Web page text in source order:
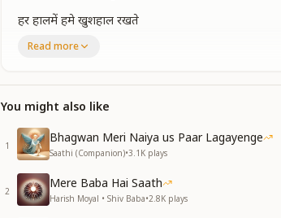
हर हालमें हमे खुशहाल रखते
पल भर भी न वो दूर वो रहते
जैसे चांद के पास वो तारा
जैसे चांद के पास वो तारा
जब से मिला है साथ प्रभु का
खिल उठा है भाग्य हमारा
जब से मिला है साथ प्रभु का
सृष्टि के रचता वो हमको सम्हाले
Read more
You might also like
1
Bhagwan Meri Naiya us Paar Lagayenge
Saathi (Companion)•3.1K plays
2
Mere Baba Hai Saath
Harish Moyal • Shiv Baba•2.8K plays